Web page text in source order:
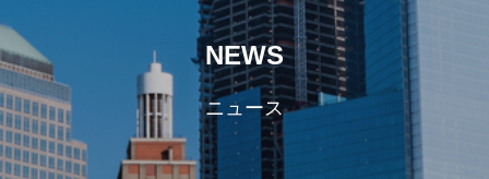
NEWS
ニュース